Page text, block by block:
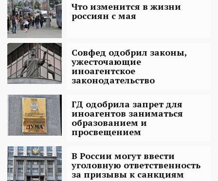
Что изменится в жизни
россиян с мая
Совфед одобрил законы,
ужесточающие
иноагентское
законодательство
ГД одобрила запрет для
иноагентов заниматься
образованием и
просвещением
В России могут ввести
уголовную ответственность
за призывы к санкциям